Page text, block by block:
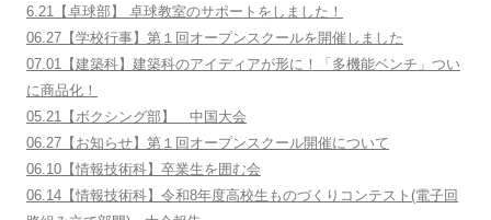
6.21【卓球部】 卓球教室のサポートをしました！
06.27【学校行事】第１回オープンスクールを開催しました
07.01【建築科】建築科のアイディアが形に！「多機能ベンチ」つい
に商品化！
05.21【ボクシング部】 中国大会
06.27【お知らせ】第１回オープンスクール開催について
06.10【情報技術科】卒業生を囲む会
06.14【情報技術科】令和8年度高校生ものづくりコンテスト(電子回